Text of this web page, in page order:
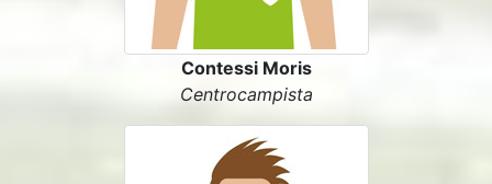
Contessi Moris
Centrocampista